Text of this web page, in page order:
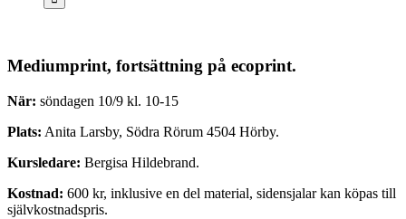
Mediumprint, fortsättning på ecoprint.
När: söndagen 10/9 kl. 10-15
Plats: Anita Larsby, Södra Rörum 4504 Hörby.
Kursledare: Bergisa Hildebrand.
Kostnad: 600 kr, inklusive en del material, sidensjalar kan köpas till
självkostnadspris.